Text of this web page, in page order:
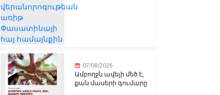
07/08/2026
Ամբողջն ավելի մեծ է,
քան մասերի գումարը